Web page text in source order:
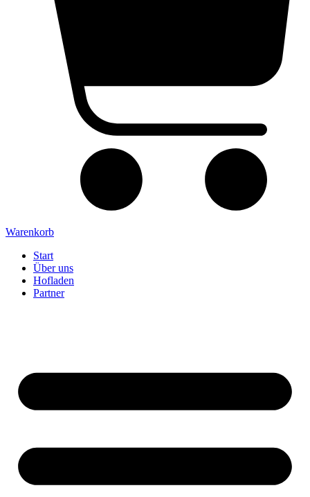
Warenkorb
Start
Über uns
Hofladen
Partner